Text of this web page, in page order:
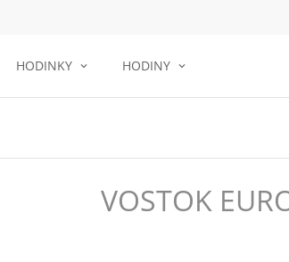
HODINKY HODINY
VOSTOK